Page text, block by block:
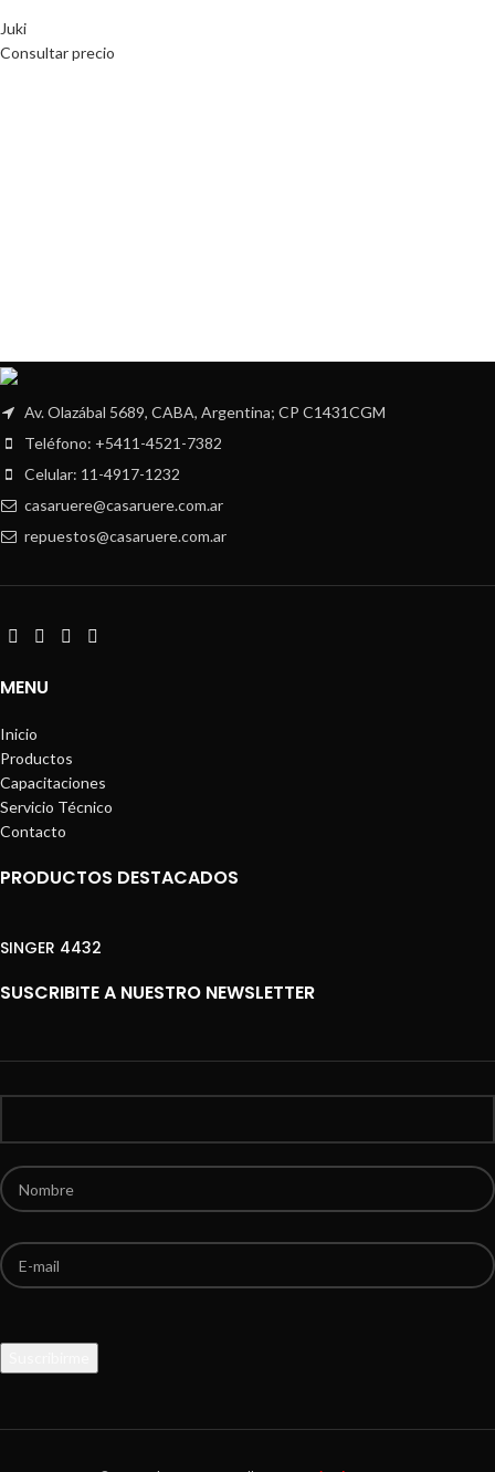
Juki
Consultar precio
Av. Olazábal 5689, CABA, Argentina; CP C1431CGM
Teléfono: +5411-4521-7382
Celular: 11-4917-1232
casaruere@casaruere.com.ar
repuestos@casaruere.com.ar
MENU
Inicio
Productos
Capacitaciones
Servicio Técnico
Contacto
PRODUCTOS DESTACADOS
SINGER 4432
SUSCRIBITE A NUESTRO NEWSLETTER